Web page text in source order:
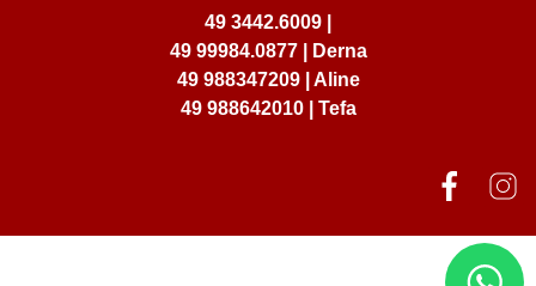
49 3442.6009 |
49 99984.0877 | Derna
49 988347209 | Aline
49 988642010 | Tefa